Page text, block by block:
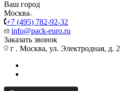
Ваш город
Москва
+7 (495) 782-92-32
info@pack-euro.ru
Заказать звонок
г . Москва, ул. Электродная, д.